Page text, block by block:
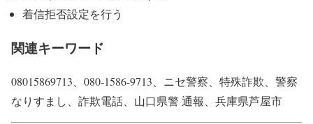
着信拒否設定を行う
関連キーワード
08015869713、080-1586-9713、ニセ警察、特殊詐欺、警察
なりすまし、詐欺電話、山口県警 通報、兵庫県芦屋市